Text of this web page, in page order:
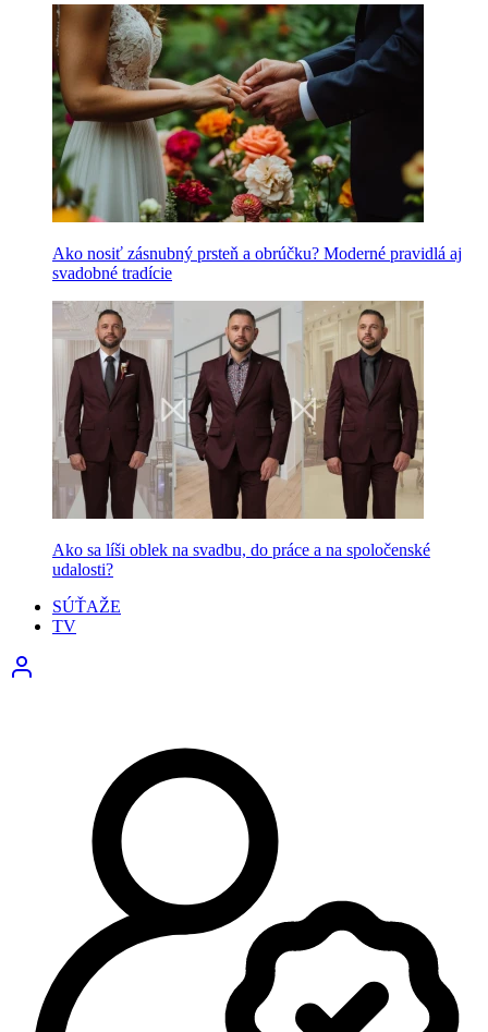
Ako nosiť zásnubný prsteň a obrúčku? Moderné pravidlá aj
svadobné tradície
Ako sa líši oblek na svadbu, do práce a na spoločenské
udalosti?
SÚŤAŽE
TV